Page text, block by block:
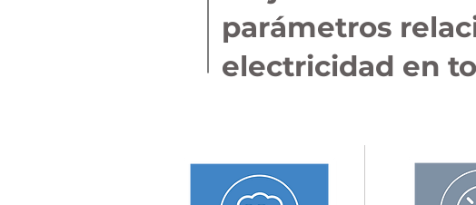
parámetros
electricidad en